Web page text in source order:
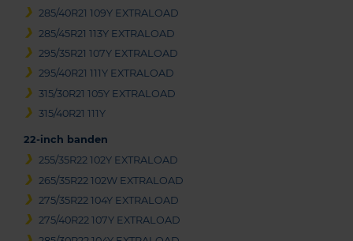
285/40R21 109Y EXTRALOAD
285/45R21 113Y EXTRALOAD
295/35R21 107Y EXTRALOAD
295/40R21 111Y EXTRALOAD
315/30R21 105Y EXTRALOAD
315/40R21 111Y
22-inch banden
255/35R22 102Y EXTRALOAD
265/35R22 102W EXTRALOAD
275/35R22 104Y EXTRALOAD
275/40R22 107Y EXTRALOAD